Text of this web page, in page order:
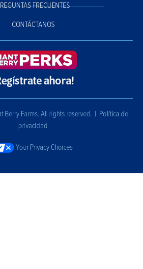
FRECUENTES
CONTÁCTANOS
ahora!
Farms. All rights reserved. | Política de
privacidad
Your Privacy Choices